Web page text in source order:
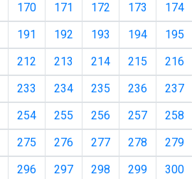
170 171 172 173 174
191 192 193 194 195
212 213 214 215 216
233 234 235 236 237
254 255 256 257 258
275 276 277 278 279
296 297 298 299 300